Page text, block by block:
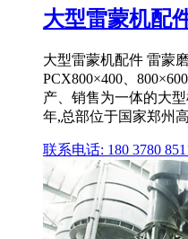
大型雷蒙机配
大型雷蒙机配件 雷蒙
PCX800×400、
产、销售为一体的大
年,总部位于国家郑州
联系电话: 180 3780